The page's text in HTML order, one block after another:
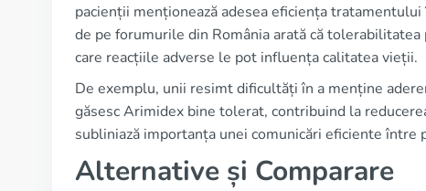
pacienții menționează adesea eficiența
de pe forumurile din România arată că
care reacțiile adverse le pot influența calitatea vieții.
De exemplu, unii resimt dificultăți în a menține
găsesc Arimidex bine tolerat, contribuind la
subliniază importanța unei comunicări eficiente
Alternative și Comparare